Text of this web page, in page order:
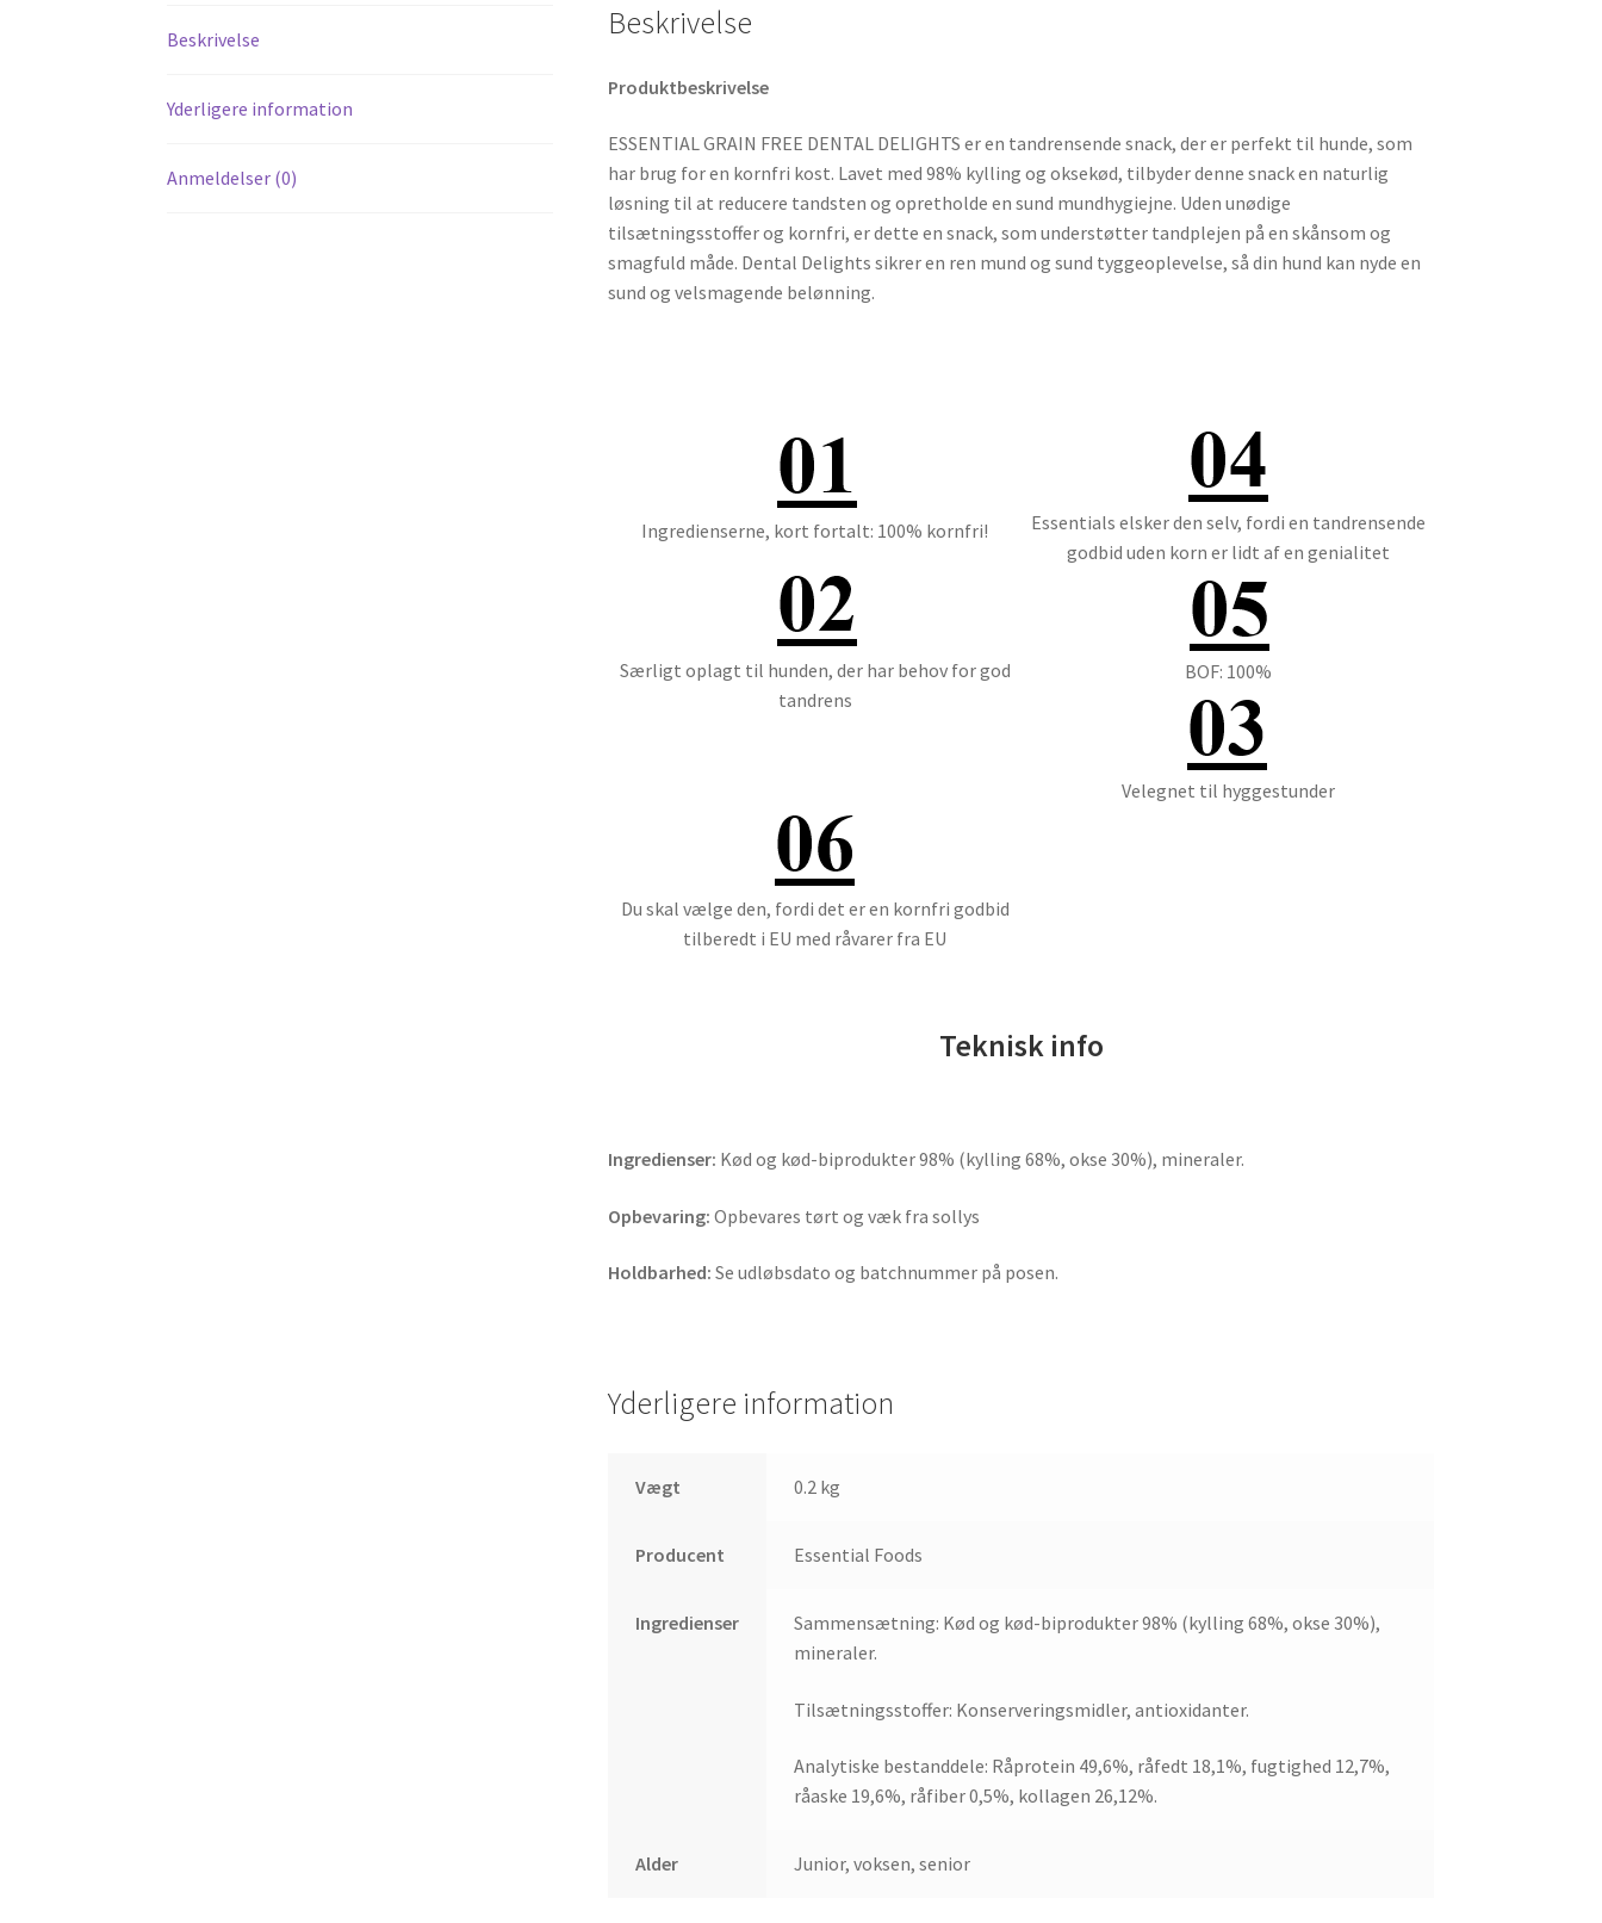
Beskrivelse
Yderligere information
Anmeldelser (0)
Beskrivelse
Produktbeskrivelse
ESSENTIAL GRAIN FREE DENTAL DELIGHTS er en tandrensende snack, der er perfekt til hunde, som
har brug for en kornfri kost. Lavet med 98% kylling og oksekød, tilbyder denne snack en naturlig
løsning til at reducere tandsten og opretholde en sund mundhygiejne. Uden unødige
tilsætningsstoffer og kornfri, er dette en snack, som understøtter tandplejen på en skånsom og
smagfuld måde. Dental Delights sikrer en ren mund og sund tyggeoplevelse, så din hund kan nyde en
sund og velsmagende belønning.
Ingredienserne, kort fortalt: 100% kornfri!
Essentials elsker den selv, fordi en tandrensende
godbid uden korn er lidt af en genialitet
Særligt oplagt til hunden, der har behov for god
tandrens
BOF: 100%
Velegnet til hyggestunder
Du skal vælge den, fordi det er en kornfri godbid
tilberedt i EU med råvarer fra EU
Teknisk info
Ingredienser: Kød og kød-biprodukter 98% (kylling 68%, okse 30%), mineraler.
Opbevaring:Opbevares tørt og væk fra sollys
Holdbarhed: Se udløbsdato og batchnummer på posen.
Yderligere information
Vægt 0.2 kg
Producent Essential Foods
Ingredienser
Sammensætning: Kød og kød-biprodukter 98% (kylling 68%, okse 30%),
mineraler.
Tilsætningsstoffer: Konserveringsmidler, antioxidanter.
Analytiske bestanddele: Råprotein 49,6%, råfedt 18,1%, fugtighed 12,7%,
råaske 19,6%, råfiber 0,5%, kollagen 26,12%.
Alder Junior, voksen, senior